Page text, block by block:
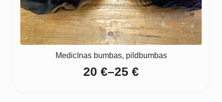
Medicīnas bumbas, pildbumbas
20 €–25 €
Price